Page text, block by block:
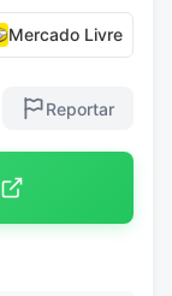
Mercado Livre
Reportar